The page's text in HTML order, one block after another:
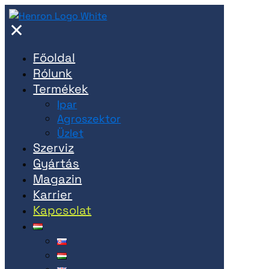
✕
Főoldal
Rólunk
Termékek
Ipar
Agroszektor
Üzlet
Szerviz
Gyártás
Magazin
Karrier
Kapcsolat